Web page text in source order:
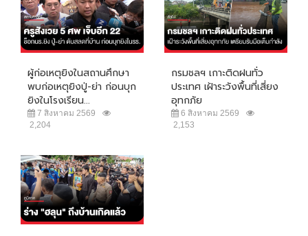
ผู้ก่อเหตุยิงในสถานศึกษา
พบก่อเหตุยิงปู่-ย่า ก่อนบุก
ยิงในโรงเรียน...
7 สิงหาคม 2569
2,204
กรมชลฯ เกาะติดฝนทั่ว
ประเทศ เฝ้าระวังพื้นที่เสี่ยง
อุทกภัย
6 สิงหาคม 2569
2,153